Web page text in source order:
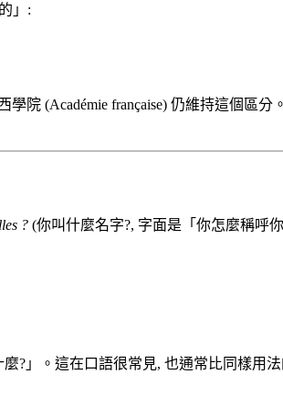
」:
院 (Académie française) 仍維持這個區分。
? (你叫什麼名字?, 字面是「你怎麼稱呼
?」。這在口語很常見, 也通常比同樣用法